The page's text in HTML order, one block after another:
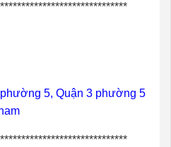
5, Quận 3 phường 5